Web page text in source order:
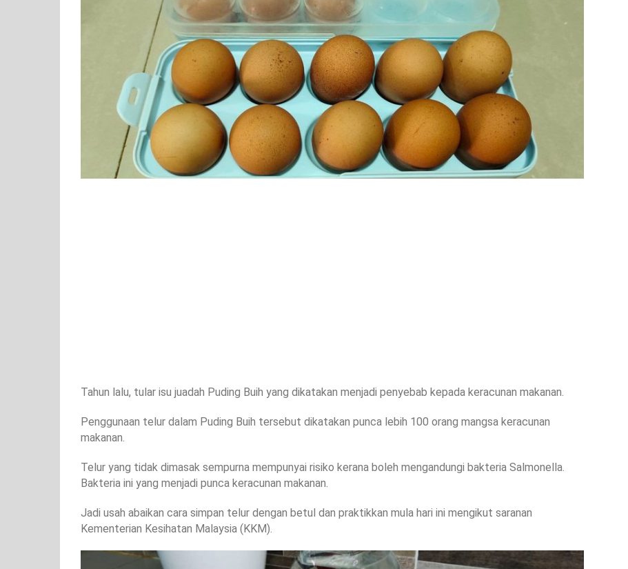
Tahun lalu, tular isu juadah Puding Buih yang dikatakan menjadi penyebab kepada keracunan makanan.
Penggunaan telur dalam Puding Buih tersebut dikatakan punca lebih 100 orang mangsa keracunan
makanan.
Telur yang tidak dimasak sempurna mempunyai risiko kerana boleh mengandungi bakteria Salmonella.
Bakteria ini yang menjadi punca keracunan makanan.
Jadi usah abaikan cara simpan telur dengan betul dan praktikkan mula hari ini mengikut saranan
Kementerian Kesihatan Malaysia (KKM).